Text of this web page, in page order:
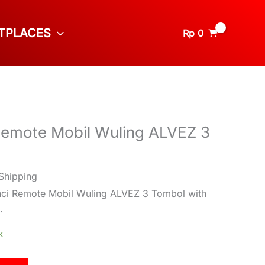
Rp 0
Mobil Wuling ALVEZ 3
Remote Mobil Wuling ALVEZ 3 Tombol with